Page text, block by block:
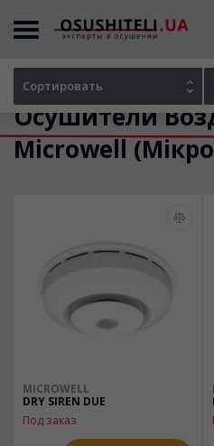
Осушители
Microwell
Сортировать
MICROWELL
DRY SIREN DUE
Под заказ